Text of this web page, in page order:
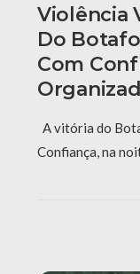
Violência
Do
Com
A vitória do
Confiança, na